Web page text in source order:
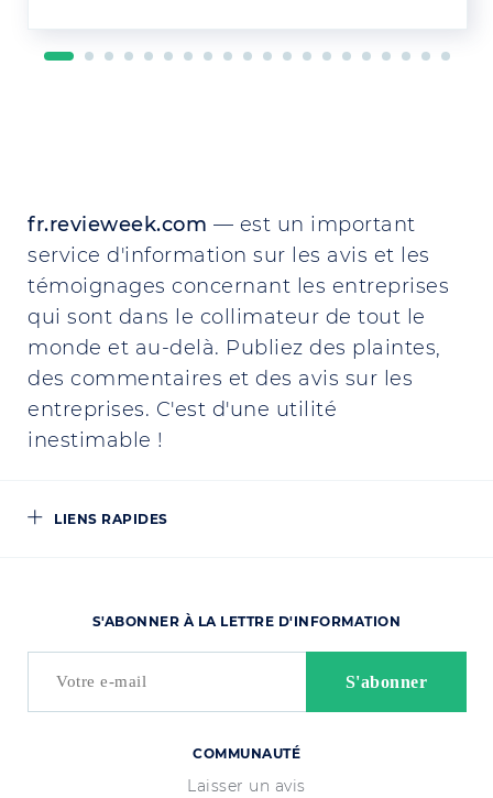
fr.revieweek.com — est un important
service d'information sur les avis et les
témoignages concernant les entreprises
qui sont dans le collimateur de tout le
monde et au-delà. Publiez des plaintes,
des commentaires et des avis sur les
entreprises. C'est d'une utilité
inestimable !
LIENS RAPIDES
COMMUNAUTÉ
Laisser un avis
S'ABONNER À LA LETTRE D'INFORMATION